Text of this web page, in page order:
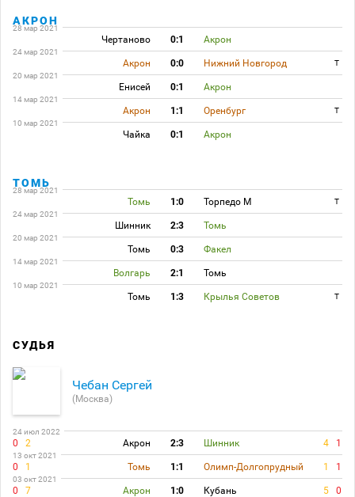
АКРОН
28 мар 2021
Чертаново 0:1 Акрон
24 мар 2021
Акрон 0:0 Нижний Новгород
T
20 мар 2021
Енисей 0:1 Акрон
14 мар 2021
Акрон 1:1 Оренбург
T
10 мар 2021
Чайка 0:1 Акрон
ТОМЬ
28 мар 2021
Томь 1:0 Торпедо М
T
24 мар 2021
Шинник 2:3 Томь
20 мар 2021
Томь 0:3 Факел
14 мар 2021
Волгарь 2:1 Томь
10 мар 2021
Томь 1:3 Крылья Советов T
СУДЬЯ
Чебан Сергей
(Москва)
24 июл 2022
0 2 Акрон 2:3 Шинник 4 1
13 окт 2021
0 1 Томь 1:1 Олимп-Долгопрудный 1 1
03 окт 2021
0 7 Акрон 1:0 Кубань 5 0